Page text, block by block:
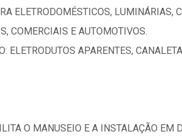
ELETRODOMÉSTICOS, LUMINÁRIAS,
COMERCIAIS E AUTOMOTIVOS.
ELETRODUTOS APARENTES,
O MANUSEIO E A INSTALAÇÃO EM